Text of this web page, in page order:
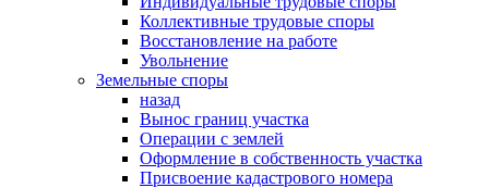
Коллективные трудовые споры
Восстановление на работе
Увольнение
Земельные споры
назад
Вынос границ участка
Операции с землей
Оформление в собственность участка
Присвоение кадастрового номера